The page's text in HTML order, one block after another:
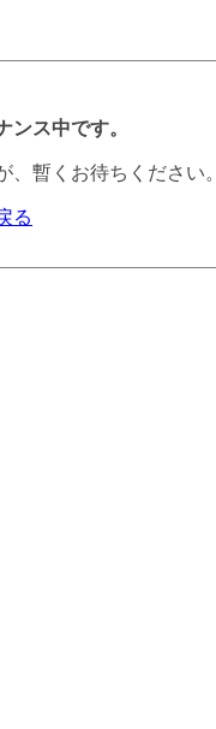
ンス中です。
、暫くお待ちください。
る